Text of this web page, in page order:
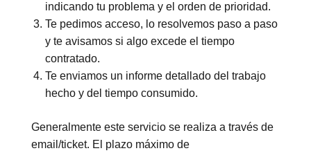
indicando tu problema y el orden de prioridad.
Te pedimos acceso, lo resolvemos paso a paso
y te avisamos si algo excede el tiempo
contratado.
Te enviamos un informe detallado del trabajo
hecho y del tiempo consumido.
Generalmente este servicio se realiza a través de
email/ticket. El plazo máximo de